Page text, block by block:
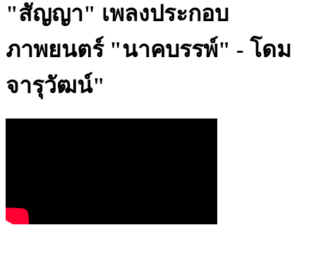
"สัญญา" เพลงประกอบ
ภาพยนตร์ "นาคบรรพ์" - โดม
จารุวัฒน์"